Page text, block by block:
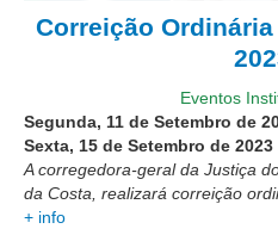
Programa Aprendizagem
Protocolo Eletrônico
Suspensão e
Busca Geral
Portal de Doações do
Estatísticas
Correição Ordinária
Eventos
Segunda, 11 de Setembro de
Sexta, 15 de Setembro de 2023
A corregedora-geral da Justiça
da Costa, realizará correição
+ info